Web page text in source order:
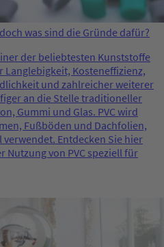
was sind die Gründe dafür?
der beliebtesten Kunststoffe
Langlebigkeit, Kosteneffizienz,
und zahlreicher weiterer
an die Stelle traditioneller
Gummi und Glas. PVC wird
Fußböden und Dachfolien,
Entdecken Sie hier
Nutzung von PVC speziell für